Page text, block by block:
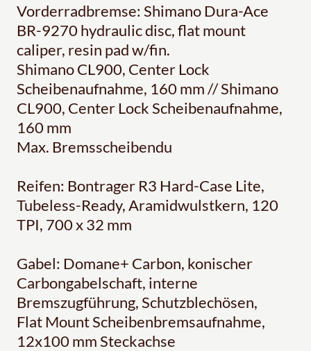
Vorderradbremse: Shimano Dura-Ace
BR-9270 hydraulic disc, flat mount
caliper, resin pad w/fin.
Shimano CL900, Center Lock
Scheibenaufnahme, 160 mm // Shimano
CL900, Center Lock Scheibenaufnahme,
160 mm
Max. Bremsscheibendu
Reifen: Bontrager R3 Hard-Case Lite,
Tubeless-Ready, Aramidwulstkern, 120
TPI, 700 x 32 mm
Gabel: Domane+ Carbon, konischer
Carbongabelschaft, interne
Bremszugführung, Schutzblechösen,
Flat Mount Scheibenbremsaufnahme,
12x100 mm Steckachse